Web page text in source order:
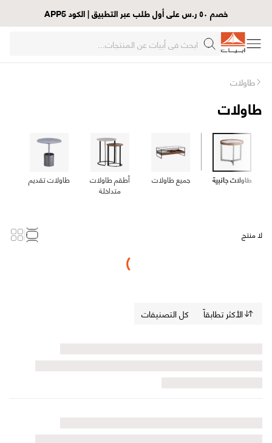
خصم ٥٠ ر.س على أول طلب عبر التطبيق | الكود APP5
طاولات
طاولات
طاولات جانبية جميع طاولات أطقم طاولات
متداخلة
طاولات تقديم
لا منتج
Loading...
الأكثر تطابقاً كل التصنيفات